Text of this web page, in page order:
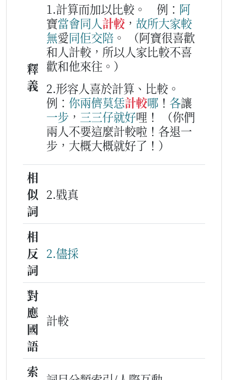
釋
義
1.計算而加以比較。 例： 阿
寶當會同人計較 ， 故所大家較
無愛同佢交陪 。
（阿寶很喜歡
和人計較，所以人家比較不喜
歡和他來往。）
2.形容人喜於計算、比較。
例： 你兩儕莫恁計較哪 ！ 各讓
一步 ， 三三仔就好哩！
（你們
兩人不要這麼計較啦！各退一
步，大概大概就好了！）
相
似
詞
2.戥真
相
反
詞
2.儘採
對
應
國
語
計較
索